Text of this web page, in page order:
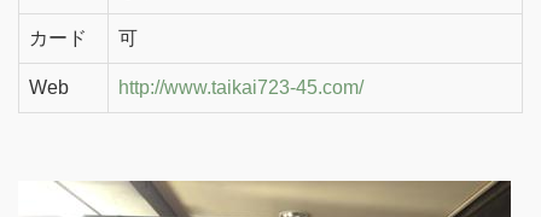
カード 可
Web http://www.taikai723-45.com/